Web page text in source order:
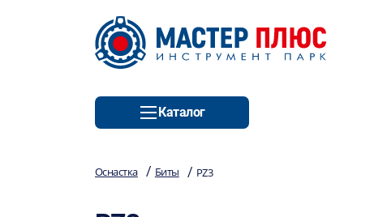
Каталог
Оснастка / Биты / PZ3